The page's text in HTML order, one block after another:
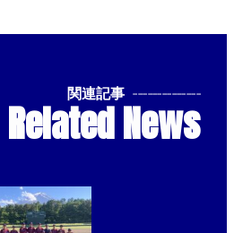
関連記事 --------------
Related News